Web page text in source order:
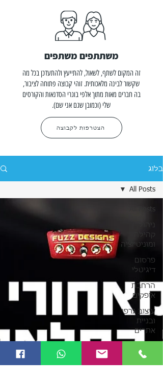
משתתפים משתפים
זה המקום לשתף, לשאול, להתייעץ ולהתעדכן בכל מה
שקשור לבינה מלאכותית. זוהי קבוצה פתוחה לציבור,
בה חברים מאות מתוך אלפי בוגרי הסדנאות והקורסים
שלי (וכמובן שגם אני שם).
הצטרפות לקבוצה
בלוג
All Posts
ניהול
קהילה
ומוניטיזציה
פרסום
דיגיטלי
הרחבת
אופקים
עיצוב גרפי
ובניית
אתרים
על כסף
All Posts